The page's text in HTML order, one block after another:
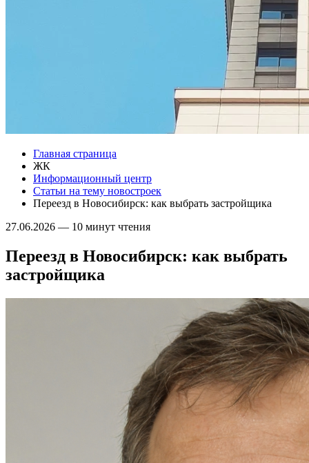
Главная страница
ЖК
Информационный центр
Статьи на тему новостроек
Переезд в Новосибирск: как выбрать застройщика
27.06.2026 — 10 минут чтения
Переезд в Новосибирск: как выбрать
застройщика